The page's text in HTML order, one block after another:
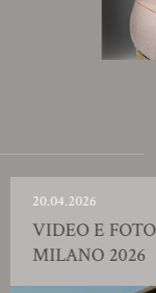
E FOTO
2026